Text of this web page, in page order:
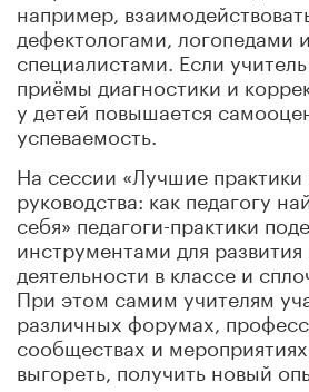
например,
дефектологами, логопедами
специалистами. Если
приёмы диагностики и
у детей повышается
успеваемость.
На сессии «Лучшие практики
руководства: как педагогу
себя» педагоги-практики
инструментами для
деятельности в классе и
При этом самим учителям
различных форумах,
сообществах и
выгореть, получить новый